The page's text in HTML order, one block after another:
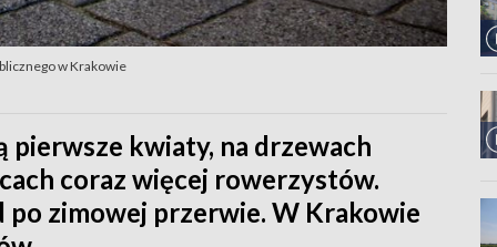
w Krakowie
kwiaty, na drzewach
coraz więcej rowerzystów.
zimowej przerwie. W Krakowie